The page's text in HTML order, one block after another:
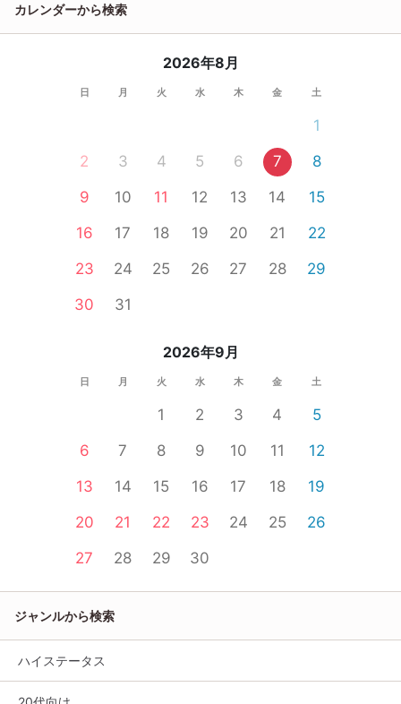
カレンダーから検索
2026年8月
日 月 火 水 木 金 土
1
2
3 4 5 6 7
8
9
10 11 12 13 14
15
16
17 18 19 20 21
22
23
24 25 26 27 28
29
30
31
2026年9月
日 月 火 水 木 金 土
1 2 3 4
5
6
7 8 9 10 11
12
13
14 15 16 17 18
19
20
21 22 23 24 25
26
27
28 29 30
ジャンルから検索
ハイステータス